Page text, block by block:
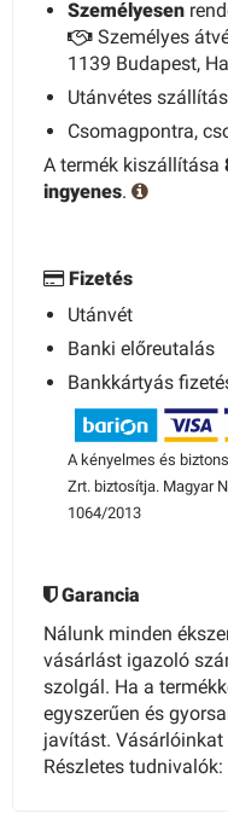
Személyesen
Személyes
1139 Budapest,
Utánvétes
Csomagpontra,
A termék kiszállítása
ingyenes.
Fizetés
Utánvét
Banki előreutalás
Bankkártyás
A kényelmes és
Zrt. biztosítja. Magyar
1064/2013
Garancia
Nálunk minden
vásárlást igazoló
szolgál. Ha a
egyszerűen és
javítást.
Részletes